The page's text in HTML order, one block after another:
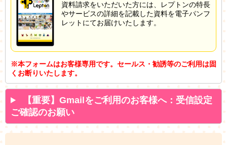
資料請求をいただいた方には、レプトンの特長
やサービスの詳細を記載した資料を電子パンフ
レットにてお届けいたします。
※本フォームはお客様専用です。セールス・勧誘等のご利用は固
くお断りいたします。
【重要】Gmailをご利用のお客様へ：受信設定
ご確認のお願い